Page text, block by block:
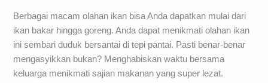
Berbagai macam olahan ikan bisa Anda dapatkan mulai dari
ikan bakar hingga goreng. Anda dapat menikmati olahan ikan
ini sembari duduk bersantai di tepi pantai. Pasti benar-benar
mengasyikkan bukan? Menghabiskan waktu bersama
keluarga menikmati sajian makanan yang super lezat.